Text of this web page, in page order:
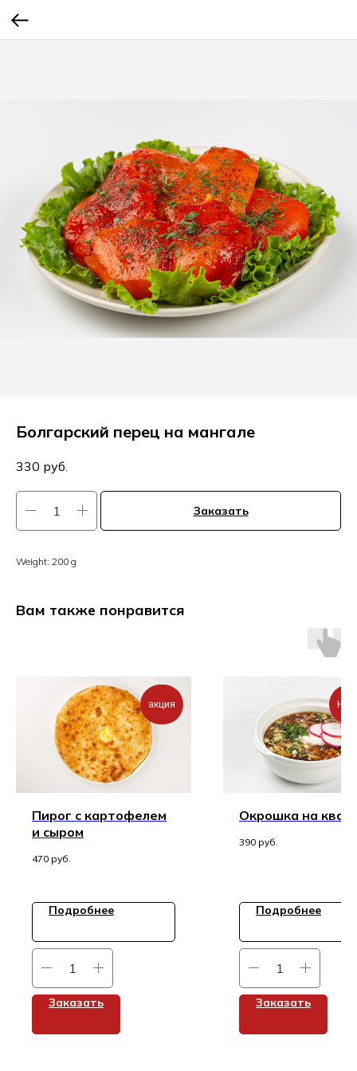
Болгарский перец на мангале
330 руб.
Заказать
Weight: 200 g
Вам также понравится
акция
Пирог с картофелем
и сыром
470 руб.
Подробнее
Заказать
Окрошка на
390 руб.
Подробнее
Заказать